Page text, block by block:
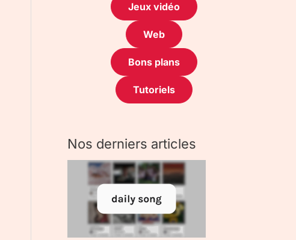
Jeux vidéo
Web
Bons plans
Tutoriels
Nos derniers articles